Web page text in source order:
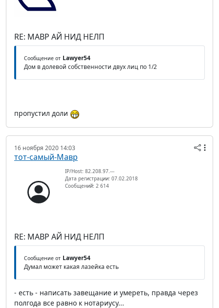
RE: МАВР АЙ НИД НЕЛП
Сообщение от Lawyer54
Дом в долевой собственности двух лиц по 1/2
пропустил доли
16 ноября 2020 14:03
тот-самый-Мавр
IP/Host: 82.208.97.---
Дата регистрации: 07.02.2018
Сообщений: 2 614
RE: МАВР АЙ НИД НЕЛП
Сообщение от Lawyer54
Думал может какая лазейка есть
- есть - написать завещание и умереть, правда через
полгода все равно к нотариусу...